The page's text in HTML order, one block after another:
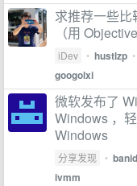
求推荐一些
（用
iDev • hustlzp •
googolxi
微软发布了
Windows ，
Windows
分享发现 • banid
ivmm